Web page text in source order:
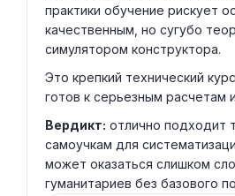
практики обучение рискует
качественным, но сугубо
симулятором конструктора.
Это крепкий технический
готов к серьезным расчетам
Вердикт: отлично подходит
самоучкам для
может оказаться слишком
гуманитариев без базового